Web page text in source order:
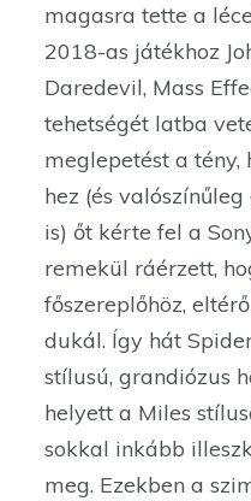
magasra tette a
2018-as játékhoz
Daredevil, Mass
tehetségét latba
meglepetést a tény,
hez (és
is) őt kérte fel a
remekül ráérzett,
főszereplőhöz,
dukál. Így hát
stílusú, grandiózus
helyett a Miles
sokkal inkább
meg. Ezekben a